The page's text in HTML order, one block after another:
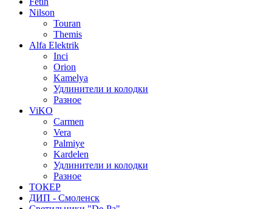
Nilson
Touran
Themis
Alfa Elektrik
Inci
Orion
Kamelya
Удлинители и колодки
Разное
ViKO
Carmen
Vera
Palmiye
Kardelen
Удлинители и колодки
Разное
ТОКЕР
ДИП - Смоленск